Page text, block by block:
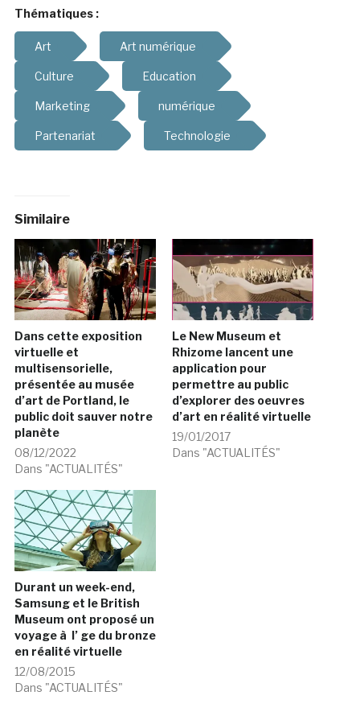
Thématiques :
Art Art numérique
Culture Education
Marketing numérique
Partenariat Technologie
Similaire
Dans cette exposition
virtuelle et
multisensorielle,
présentée au musée
d’art de Portland, le
public doit sauver notre
planète
08/12/2022
Dans "ACTUALITÉS"
Le New Museum et
Rhizome lancent une
application pour
permettre au public
d’explorer des oeuvres
d’art en réalité virtuelle
19/01/2017
Dans "ACTUALITÉS"
Durant un week-end,
Samsung et le British
Museum ont proposé un
voyage à l’ ge du bronze
en réalité virtuelle
12/08/2015
Dans "ACTUALITÉS"